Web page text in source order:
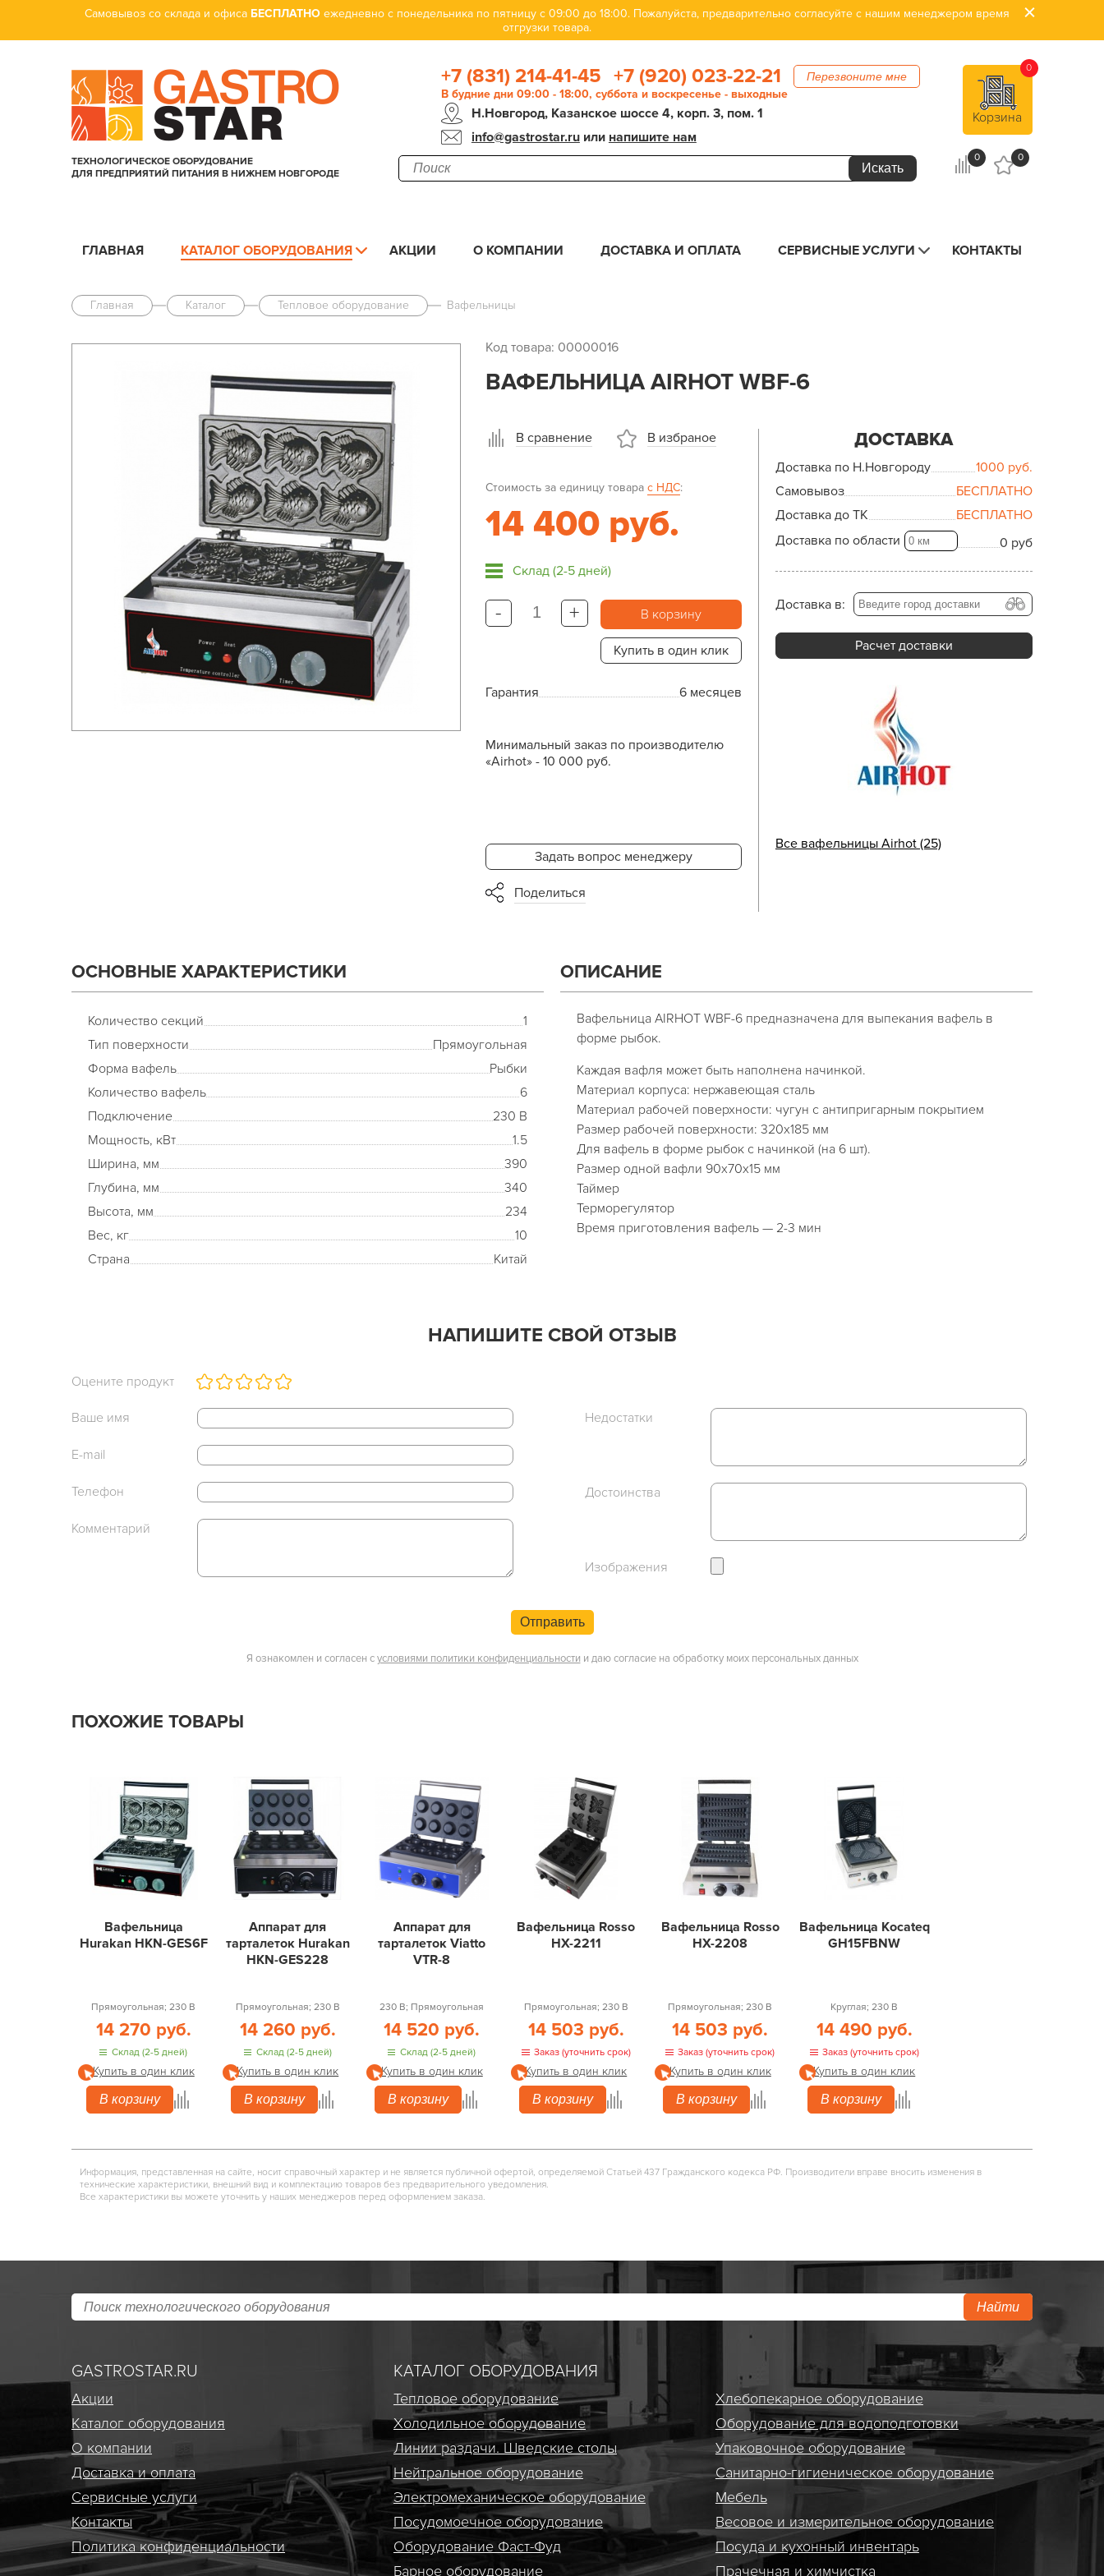
Самовывоз со склада и офиса БЕСПЛАТНО ежедневно с понедельника по пятницу с 09:00 до 18:00. Пожалуйста, предварительно согласуйте с нашим менеджером время
отгрузки товара.
ТЕХНОЛОГИЧЕСКОЕ ОБОРУДОВАНИЕ
ДЛЯ ПРЕДПРИЯТИЙ ПИТАНИЯ В НИЖНЕМ НОВГОРОДЕ
+7 (831) 214-41-45 +7 (920) 023-22-21 Перезвоните мне
В будние дни 09:00 - 18:00, суббота и воскресенье - выходные
Н.Новгород, Казанское шоссе 4, корп. 3, пом. 1
info@gastrostar.ruили напишите нам
Корзина
0
0 0
ГЛАВНАЯ КАТАЛОГ ОБОРУДОВАНИЯ АКЦИИ О КОМПАНИИ ДОСТАВКА И ОПЛАТА СЕРВИСНЫЕ УСЛУГИ КОНТАКТЫ
Главная Каталог Тепловое оборудование Вафельницы
Код товара: 00000016
ВАФЕЛЬНИЦА AIRHOT WBF-6
В сравнение В избраное
Стоимость за единицу товара с НДС:
14 400 руб.
Склад (2-5 дней)
- + В корзину
Купить в один клик
Гарантия 6 месяцев
Минимальный заказ по производителю
«Airhot» - 10 000 руб.
Задать вопрос менеджеру
Поделиться
ДОСТАВКА
Доставка по Н.Новгороду 1000 руб.
Самовывоз
БЕСПЛАТНО
Доставка до ТК
БЕСПЛАТНО
Доставка по области
0 руб
Доставка в:
Расчет доставки
Все вафельницы Airhot (25)
ОСНОВНЫЕ ХАРАКТЕРИСТИКИ
Количество секций
1
Тип поверхности
Прямоугольная
Форма вафель
Рыбки
Количество вафель
6
Подключение
230 В
Мощность, кВт
1.5
Ширина, мм
390
Глубина, мм
340
Высота, мм
234
Вес, кг
10
Страна
Китай
ОПИСАНИЕ
Вафельница AIRHOT WBF-6 предназначена для выпекания вафель в
форме рыбок.
Каждая вафля может быть наполнена начинкой.
Материал корпуса: нержавеющая сталь
Материал рабочей поверхности: чугун с антипригарным покрытием
Размер рабочей поверхности: 320х185 мм
Для вафель в форме рыбок с начинкой (на 6 шт).
Размер одной вафли 90х70х15 мм
Таймер
Терморегулятор
Время приготовления вафель — 2-3 мин
НАПИШИТЕ СВОЙ ОТЗЫВ
Оцените продукт
Ваше имя
E-mail
Телефон
Комментарий
Недостатки
Достоинства
Изображения
Отправить
Я ознакомлен и согласен сусловиями политики конфиденциальности и даю согласие на обработку моих персональных данных
ПОХОЖИЕ ТОВАРЫ
Вафельница
Hurakan HKN-GES6F
Прямоугольная; 230 В
14 270 руб.
Склад (2-5 дней)
Купить в один клик
В корзину
Аппарат для
тарталеток Hurakan
HKN-GES228
Прямоугольная; 230 В
14 260 руб.
Склад (2-5 дней)
Купить в один клик
В корзину
Аппарат для
тарталеток Viatto
VTR-8
230 В; Прямоугольная
14 520 руб.
Склад (2-5 дней)
Купить в один клик
В корзину
Вафельница Rosso
HX-2211
Прямоугольная; 230 В
14 503 руб.
Заказ (уточнить срок)
Купить в один клик
В корзину
Вафельница Rosso
HX-2208
Прямоугольная; 230 В
14 503 руб.
Заказ (уточнить срок)
Купить в один клик
В корзину
Вафельница Kocateq
GH15FBNW
Круглая; 230 В
14 490 руб.
Заказ (уточнить срок)
Купить в один клик
В корзину
Информация, представленная на сайте, носит справочный характер и не является публичной офертой, определяемой Статьей 437 Гражданского кодекса РФ. Производители вправе вносить изменения в
технические характеристики, внешний вид и комплектацию товаров без предварительного уведомления.
Все характеристики вы можете уточнить у наших менеджеров перед оформлением заказа.
Найти
GASTROSTAR.RU
Акции
Каталог оборудования
О компании
Доставка и оплата
Сервисные услуги
Контакты
Политика конфиденциальности
КАТАЛОГ ОБОРУДОВАНИЯ
Тепловое оборудование
Холодильное оборудование
Линии раздачи. Шведские столы
Нейтральное оборудование
Электро­механическое оборудование
Посудомоечное оборудование
Оборудование Фаст-Фуд
Барное оборудование
Хлебопекарное оборудование
Оборудование для водоподготовки
Упаковочное оборудование
Санитарно-гигиеническое оборудование
Мебель
Весовое и измерительное оборудование
Посуда и кухонный инвентарь
Прачечная и химчистка